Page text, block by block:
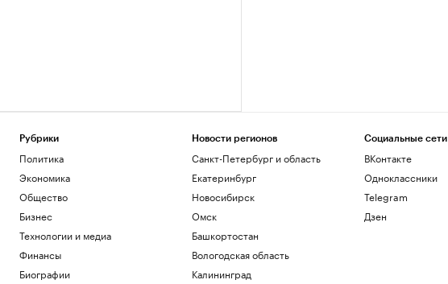
Рубрики
Политика
Экономика
Общество
Бизнес
Технологии и медиа
Финансы
Биографии
Новости регионов
Санкт-Петербург и область
Екатеринбург
Новосибирск
Омск
Башкортостан
Вологодская область
Калининград
Социальные сети
ВКонтакте
Одноклассники
Telegram
Дзен